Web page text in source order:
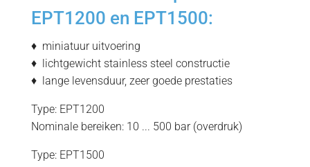
EPT1200 en EPT1500:
♦ miniatuur uitvoering
♦ lichtgewicht stainless steel constructie
♦ lange levensduur, zeer goede prestaties
Type: EPT1200
Nominale bereiken: 10 ... 500 bar (overdruk)
Type: EPT1500